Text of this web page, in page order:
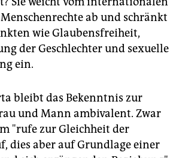
ab und schränkt
wie Glaubensfreiheit,
der Geschlechter und sexuelle
ein.
bleibt das Bekenntnis zur
und Mann ambivalent. Zwar
"rufe zur Gleichheit der
dies aber auf Grundlage einer